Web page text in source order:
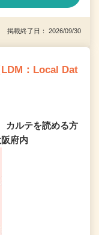
掲載終了日： 2026/09/30
：Local Dat
カルテを読める方
府内